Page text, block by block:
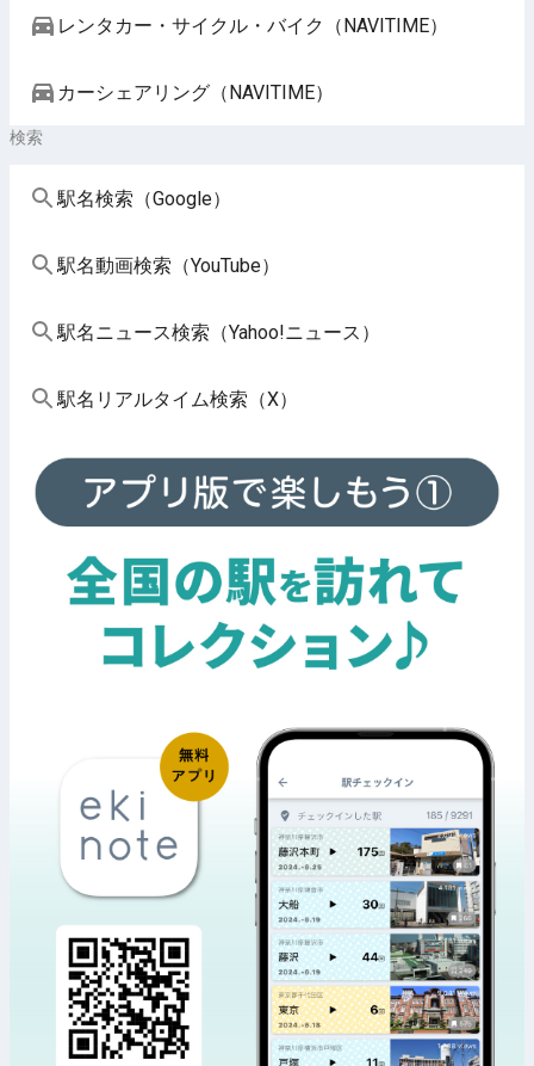
レンタカー・サイクル・バイク（NAVITIME）
カーシェアリング（NAVITIME）
検索
駅名検索（Google）
駅名動画検索（YouTube）
駅名ニュース検索（Yahoo!ニュース）
駅名リアルタイム検索（X）